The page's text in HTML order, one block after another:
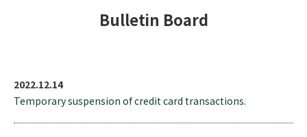
Bulletin Board
2022.12.14
Temporary suspension of credit card transactions.